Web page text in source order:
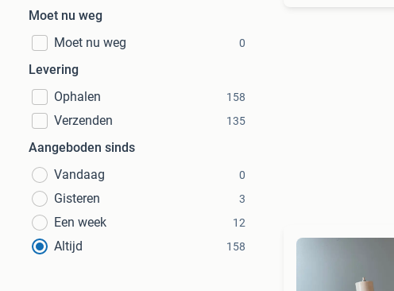
Moet nu weg
Moet nu weg
0
Levering
Ophalen
158
Verzenden 135
Aangeboden sinds
Vandaag
0
Gisteren 3
Een week 12
Altijd 158